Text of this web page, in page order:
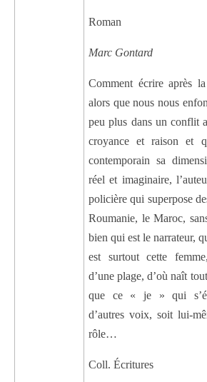
Roman
Marc Gontard
Comment écrire après
alors que nous nous
peu plus dans un conflit
croyance et raison et
contemporain sa
réel et imaginaire,
policière qui superpose
Roumanie, le Maroc,
bien qui est le narrateur,
est surtout cette
d’une plage, d’où naît
que ce « je » qui
d’autres voix, soit lui-
rôle…
Coll. Écritures